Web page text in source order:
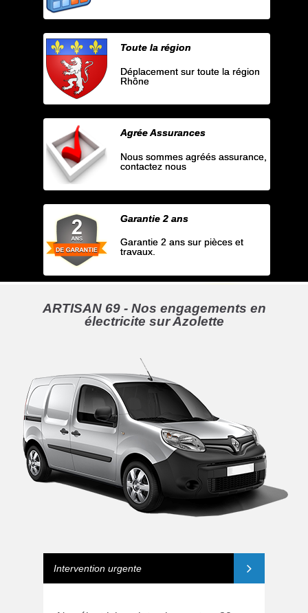
Toute la région
Déplacement sur toute la région
Rhône
Agrée Assurances
Nous sommes agréés assurance,
contactez nous
Garantie 2 ans
Garantie 2 ans sur pièces et
travaux.
ARTISAN 69 - Nos engagements en
électricite sur Azolette
Intervention urgente